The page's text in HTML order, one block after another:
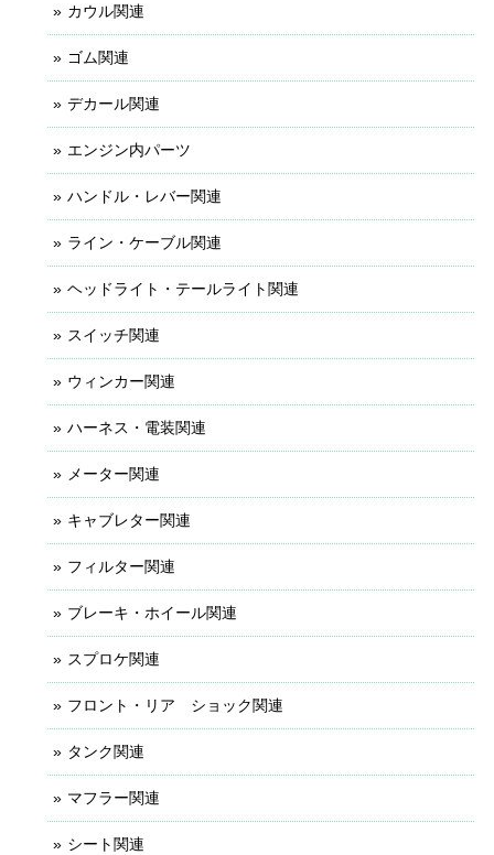
カウル関連
ゴム関連
デカール関連
エンジン内パーツ
ハンドル・レバー関連
ライン・ケーブル関連
ヘッドライト・テールライト関連
スイッチ関連
ウィンカー関連
ハーネス・電装関連
メーター関連
キャブレター関連
フィルター関連
ブレーキ・ホイール関連
スプロケ関連
フロント・リア ショック関連
タンク関連
マフラー関連
シート関連